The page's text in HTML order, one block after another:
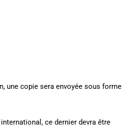
une copie sera envoyée sous forme
ce dernier devra être